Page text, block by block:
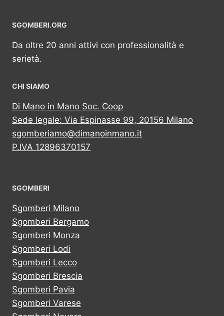
SGOMBERI.ORG
Da oltre 20 anni attivi con professionalità e
serietà.
CHI SIAMO
Di Mano in Mano Soc. Coop
Sede legale: Via Espinasse 99, 20156 Milano
sgomberiamo@dimanoinmano.it
P.IVA 12896370157
SGOMBERI
Sgomberi Milano
Sgomberi Bergamo
Sgomberi Monza
Sgomberi Lodi
Sgomberi Lecco
Sgomberi Brescia
Sgomberi Pavia
Sgomberi Varese